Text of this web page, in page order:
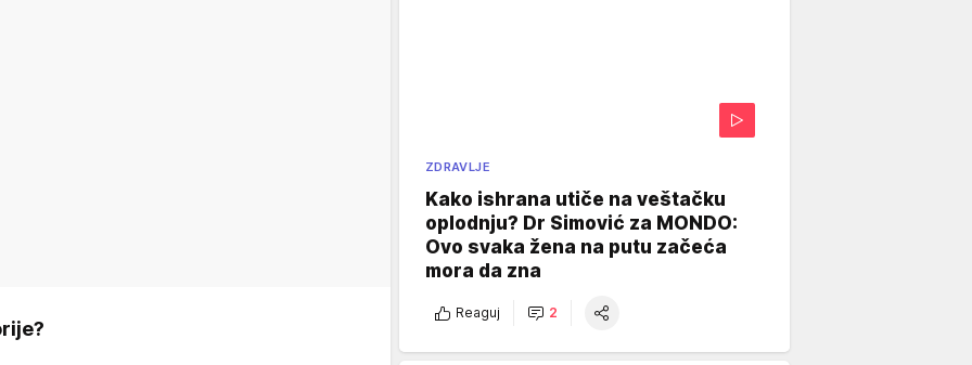
ZDRAVLJE
Kako ishrana utiče na veštačku
oplodnju? Dr Simović za MONDO:
Ovo svaka žena na putu začeća
mora da zna
Reaguj 2